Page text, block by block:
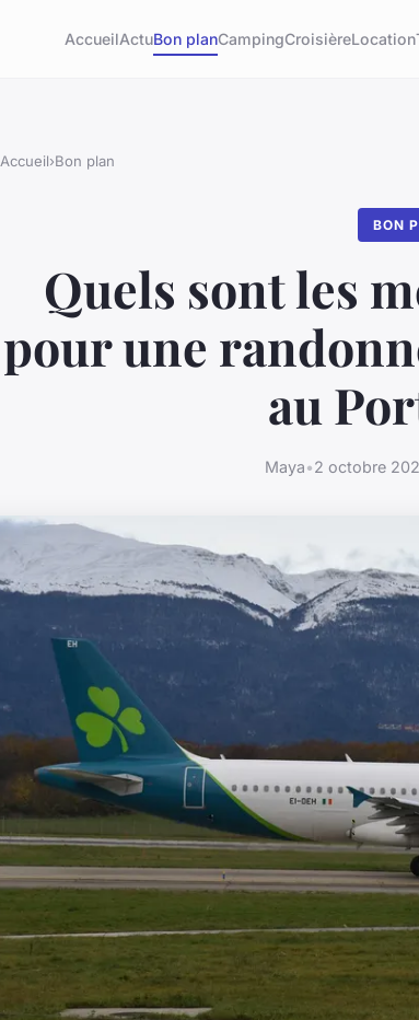
AccueilActuBon planCampingCroisièreLocation
Accueil›Bon plan
BON
Quels sont les
pour une
au
Maya•2 octobre